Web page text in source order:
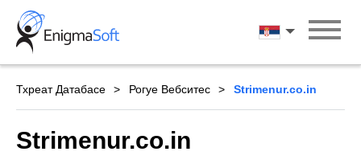
Skip
content
Српски
Тхреат Датабасе Рогуе Вебситес Strimenur.co.in
Strimenur.co.in